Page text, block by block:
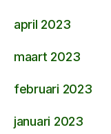
april 2023
maart 2023
februari 2023
januari 2023